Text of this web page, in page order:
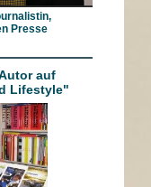
Presse
auf
Lifestyle"